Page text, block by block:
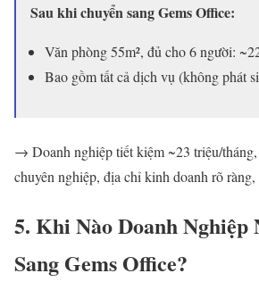
Sau khi chuyển sang Gems Office:
Văn phòng 55m², đủ cho 6 người:
Bao gồm tất cả dịch vụ (không phát
→ Doanh nghiệp tiết kiệm ~23 triệu/
chuyên nghiệp, địa chỉ kinh doanh rõ
5. Khi Nào Doanh Nghiệp
Sang Gems Office?